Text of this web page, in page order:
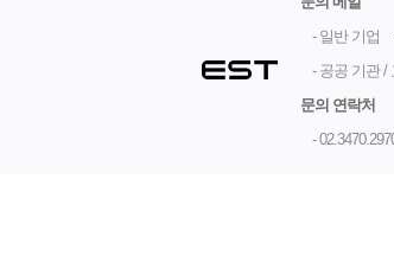
- 일반 기업
- 공공 기관 /
문의 연락처
-